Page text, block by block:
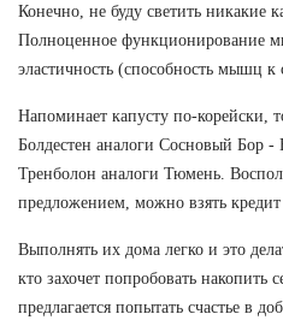
Конечно, не буду светить никакие
Полноценное функционирование
эластичность (способность мышц
Напоминает капусту по-корейски,
Болдестен аналоги Сосновый Бор
Тренболон аналоги Тюмень.
предложением, можно взять
Выполнять их дома легко и это
кто захочет попробовать накопить
предлагается попытать счастье в